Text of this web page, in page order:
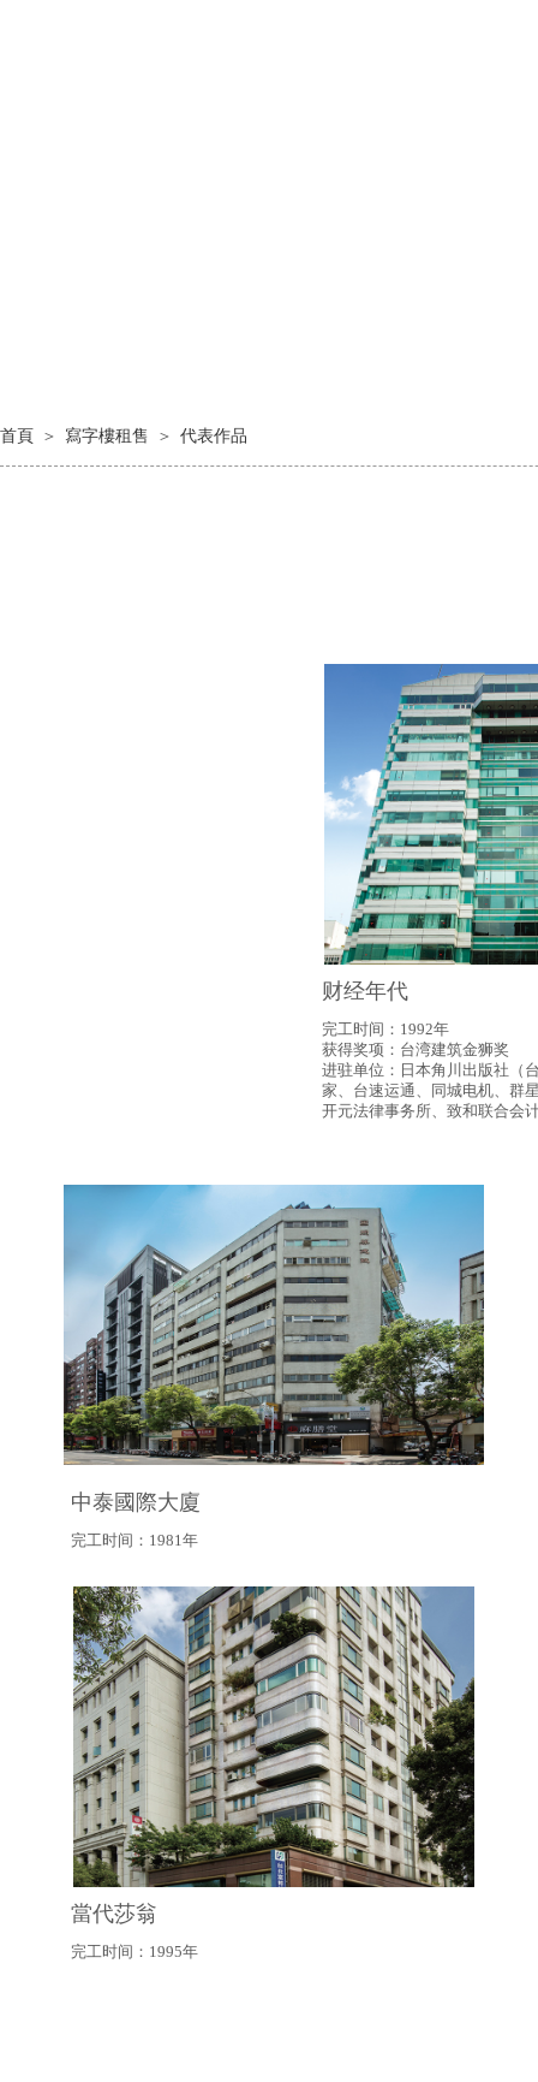
首頁 ＞ 寫字樓租售 ＞ 代表作品
财经年代
完工时间：1992年
获得奖项：台湾建筑金狮奖
进驻单位：日本角川出版社（
家、台速运通、同城电机、群
开元法律事务所、致和联合会
中泰國際大廈
完工时间：1981年
當代莎翁
完工时间：1995年